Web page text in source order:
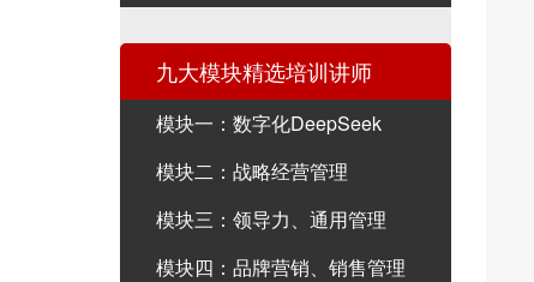
九大模块精选培训讲师
模块一：数字化DeepSeek
模块二：战略经营管理
模块三：领导力、通用管理
模块四：品牌营销、销售管理